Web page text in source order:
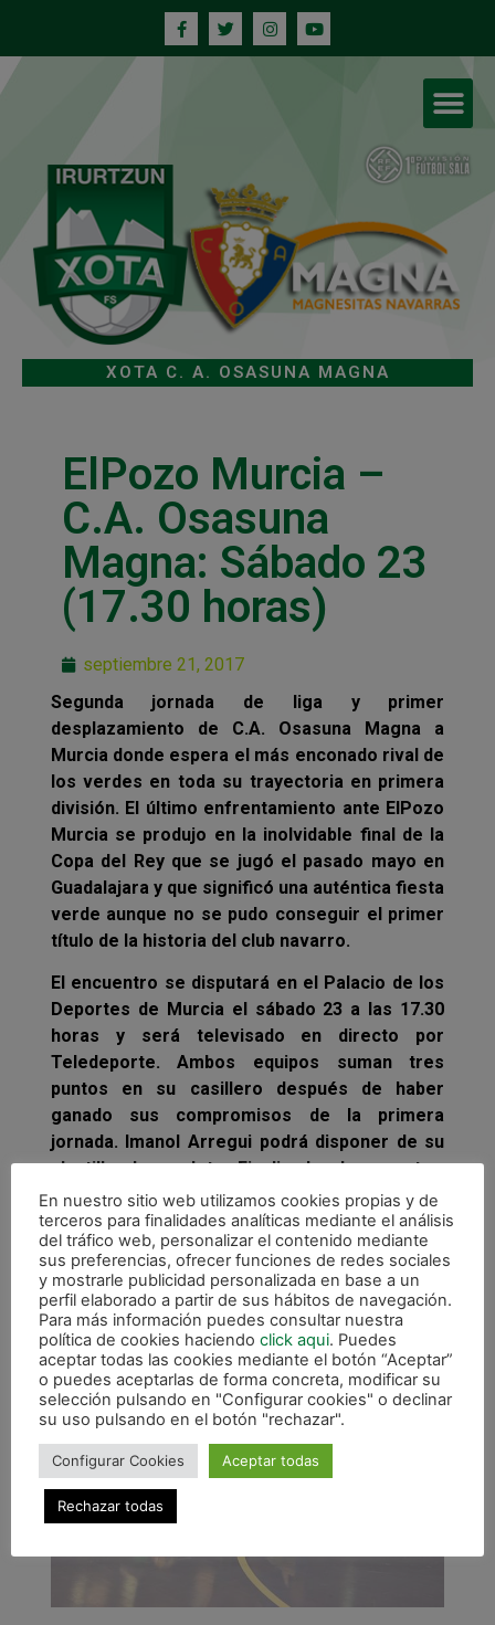
XOTA C. A. OSASUNA MAGNA
ElPozo Murcia –
C.A. Osasuna
Magna: Sábado 23
(17.30 horas)
septiembre 21, 2017
Segunda jornada de liga y primer
desplazamiento de C.A. Osasuna Magna a
Murcia donde espera el más enconado rival de
los verdes en toda su trayectoria en primera
división. El último enfrentamiento ante ElPozo
Murcia se produjo en la inolvidable final de la
Copa del Rey que se jugó el pasado mayo en
Guadalajara y que significó una auténtica fiesta
verde aunque no se pudo conseguir el primer
título de la historia del club navarro.
El encuentro se disputará en el Palacio de los
Deportes de Murcia el sábado 23 a las 17.30
horas y será televisado en directo por
Teledeporte. Ambos equipos suman tres
puntos en su casillero después de haber
ganado sus compromisos de la primera
jornada. Imanol Arregui podrá disponer de su
plantilla al completo. Finalizado el encuentro,
Rafa Usín y Dani Saldise no volverán con la
expedición y se concentrarán con la selección
española para disputar un triangular amistoso
en Bratislava.
En nuestro sitio web utilizamos cookies propias y de
terceros para finalidades analíticas mediante el análisis
del tráfico web, personalizar el contenido mediante
sus preferencias, ofrecer funciones de redes sociales
y mostrarle publicidad personalizada en base a un
perfil elaborado a partir de sus hábitos de navegación.
Para más información puedes consultar nuestra
política de cookies haciendo click aqui. Puedes
aceptar todas las cookies mediante el botón “Aceptar”
o puedes aceptarlas de forma concreta, modificar su
selección pulsando en "Configurar cookies" o declinar
su uso pulsando en el botón "rechazar".
Configurar Cookies Aceptar todas
Rechazar todas